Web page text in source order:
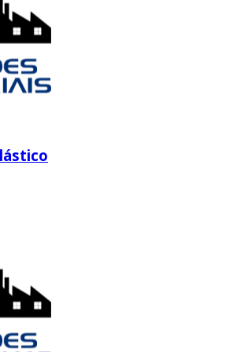
do acoplamento acriflex
é essencial para
algumas boas
sempre devidamente
e substituí-lo quando
que o acoplamento
de maneira eficiente ao